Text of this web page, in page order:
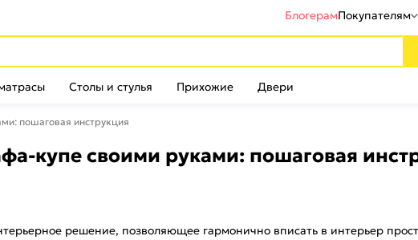
БлогерамПокупателям
Столы и стулья Прихожие Двери
пошаговая инструкция
купе своими руками: пошаговая
решение, позволяющее гармонично вписать в интерьер